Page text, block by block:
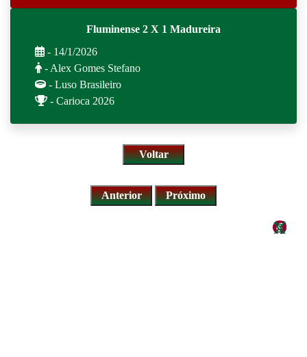
Fluminense 2 X 1 Madureira
- 14/1/2026
- Alex Gomes Stefano
- Luso Brasileiro
- Carioca 2026